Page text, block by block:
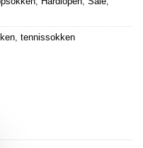
, tennissokken